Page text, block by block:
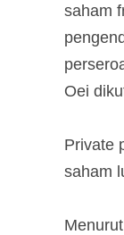
saham
Oei
Private
saham